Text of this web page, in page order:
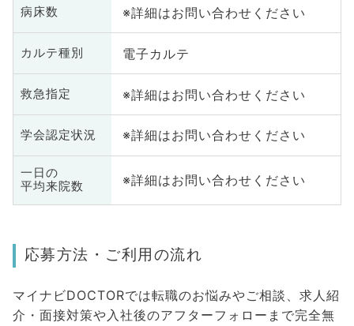
病床数 ※詳細はお問い合わせください
カルテ種別 電子カルテ
救急指定 ※詳細はお問い合わせください
学会認定状況 ※詳細はお問い合わせください
一日の
平均来院数
※詳細はお問い合わせください
応募方法・ご利用の流れ
マイナビDOCTORでは転職のお悩みやご相談、求人紹
介・面接対策や入社後のアフターフォローまで完全無